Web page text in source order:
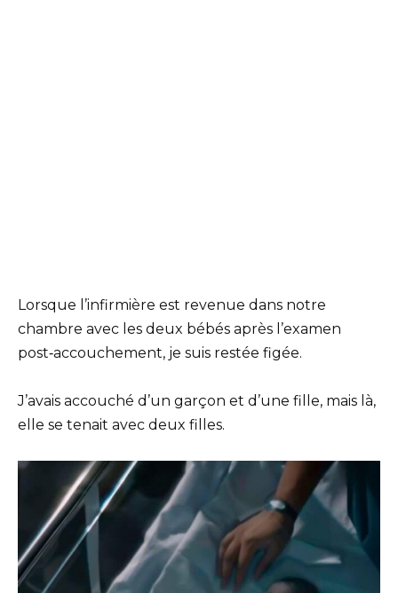
Lorsque l’infirmière est revenue dans notre
chambre avec les deux bébés après l’examen
post‑accouchement, je suis restée figée.
J’avais accouché d’un garçon et d’une fille, mais là,
elle se tenait avec deux filles.